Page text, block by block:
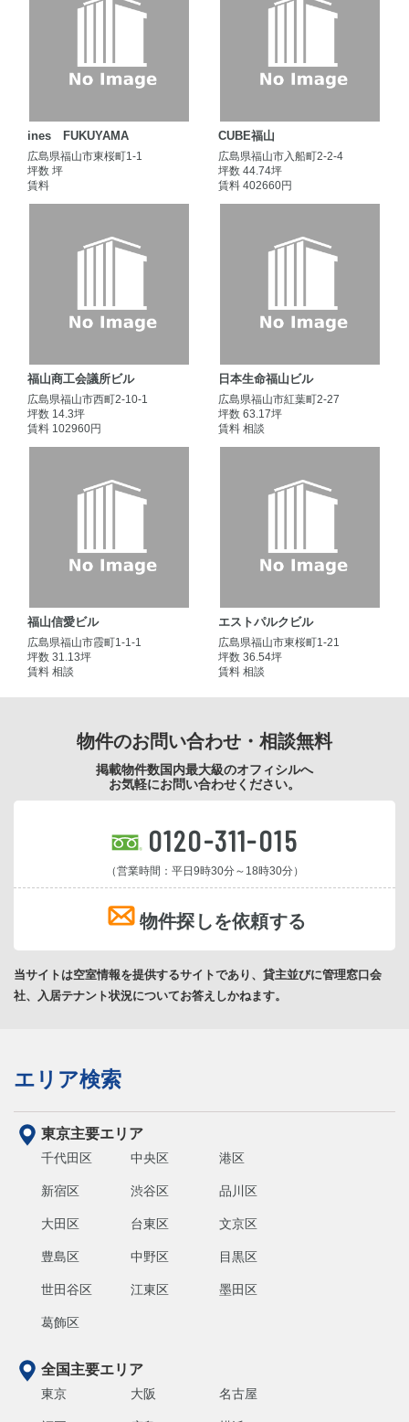
ines FUKUYAMA
広島県福山市東桜町1-1
坪数 坪
賃料
CUBE福山
広島県福山市入船町2-2-4
坪数 44.74坪
賃料 402660円
福山商工会議所ビル
広島県福山市西町2‐10‐1
坪数 14.3坪
賃料 102960円
日本生命福山ビル
広島県福山市紅葉町2-27
坪数 63.17坪
賃料 相談
福山信愛ビル
広島県福山市霞町1-1-1
坪数 31.13坪
賃料 相談
エストパルクビル
広島県福山市東桜町1-21
坪数 36.54坪
賃料 相談
物件のお問い合わせ・相談無料
掲載物件数国内最大級のオフィシルへ
お気軽にお問い合わせください。
0120-311-015
（営業時間：平日9時30分～18時30分）
物件探しを依頼する
当サイトは空室情報を提供するサイトであり、貸主並びに管理窓口会
社、入居テナント状況についてお答えしかねます。
エリア検索
東京主要エリア
千代田区 中央区 港区
新宿区 渋谷区 品川区
大田区 台東区 文京区
豊島区 中野区 目黒区
世田谷区 江東区 墨田区
葛飾区
全国主要エリア
東京 大阪 名古屋